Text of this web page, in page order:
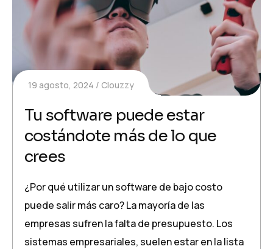
19 agosto, 2024 Clouzzy
Tu software puede estar
costándote más de lo que
crees
¿Por qué utilizar un software de bajo costo
puede salir más caro? La mayoría de las
empresas sufren la falta de presupuesto. Los
sistemas empresariales, suelen estar en la lista